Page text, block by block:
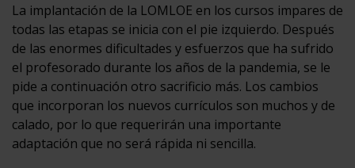
La implantación de la LOMLOE en los cursos impares de
todas las etapas se inicia con el pie izquierdo. Después
de las enormes dificultades y esfuerzos que ha sufrido
el profesorado durante los años de la pandemia, se le
pide a continuación otro sacrificio más. Los cambios
que incorporan los nuevos currículos son muchos y de
calado, por lo que requerirán una importante
adaptación que no será rápida ni sencilla.